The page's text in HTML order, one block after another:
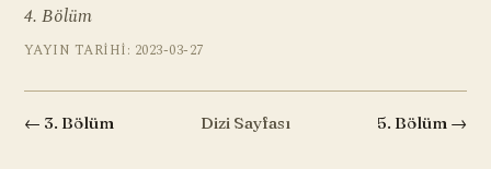
4. Bölüm
YAYIN TARIHI: 2023-03-27
← 3. Bölüm Dizi Sayfası 5. Bölüm →